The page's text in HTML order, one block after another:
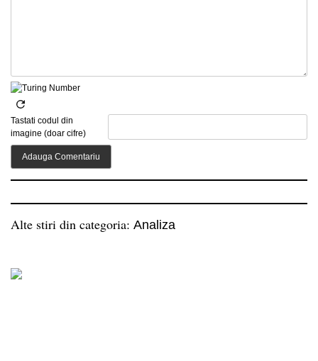
Tastati codul din
imagine (doar cifre)
Alte stiri din categoria: Analiza